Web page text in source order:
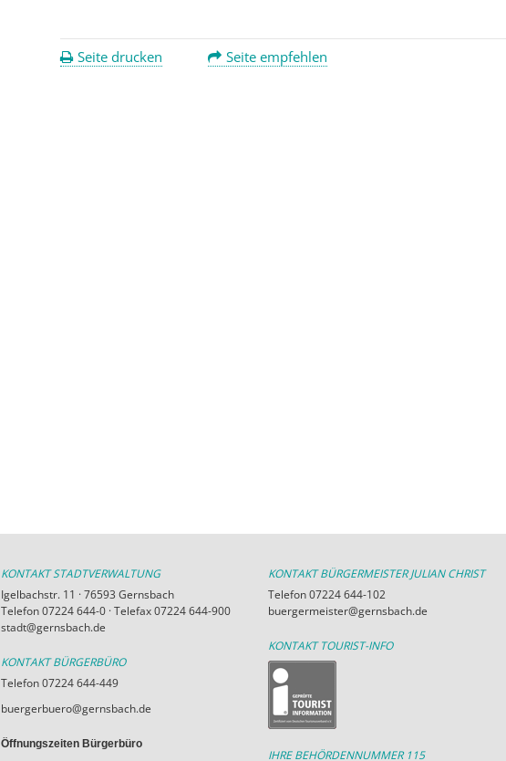
Seite drucken Seite empfehlen
KONTAKT STADTVERWALTUNG
Igelbachstr. 11 · 76593 Gernsbach
Telefon 07224 644-0 · Telefax 07224 644-900
stadt@gernsbach.de
KONTAKT BÜRGERBÜRO
Telefon 07224 644-449
buergerbuero@gernsbach.de
Öffnungszeiten Bürgerbüro
KONTAKT BÜRGERMEISTER JULIAN CHRIST
Telefon 07224 644-102
buergermeister@gernsbach.de
KONTAKT TOURIST-INFO
IHRE BEHÖRDENNUMMER 115